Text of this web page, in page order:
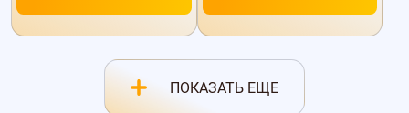
ПОКАЗАТЬ ЕЩЕ